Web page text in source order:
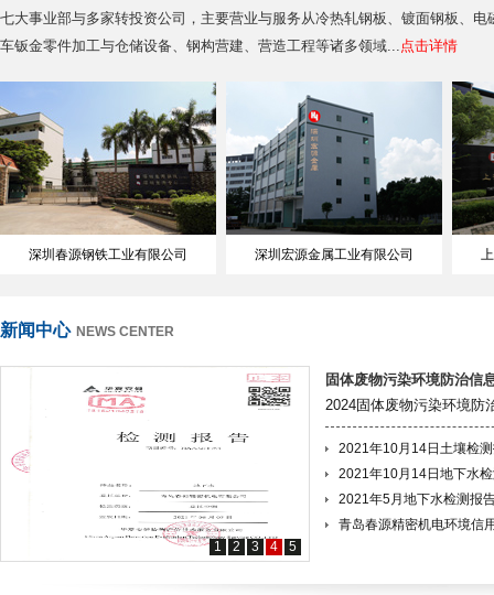
七大事业部与多家转投资公司，主要营业与服务从冷热轧钢板、镀面钢板、
车钣金零件加工与仓储设备、钢构营建、营造工程等诸多领域...点击详情
深圳春源钢铁工业有限公司 深圳宏源金属工业有限公司
新闻中心 NEWS CENTER
1 2 3 4 5
固体废物污染环境防治信
2024固体废物污染环境防
2021年10月14日土壤检
2021年10月14日地下水
2021年5月地下水检测报
青岛春源精密机电环境信